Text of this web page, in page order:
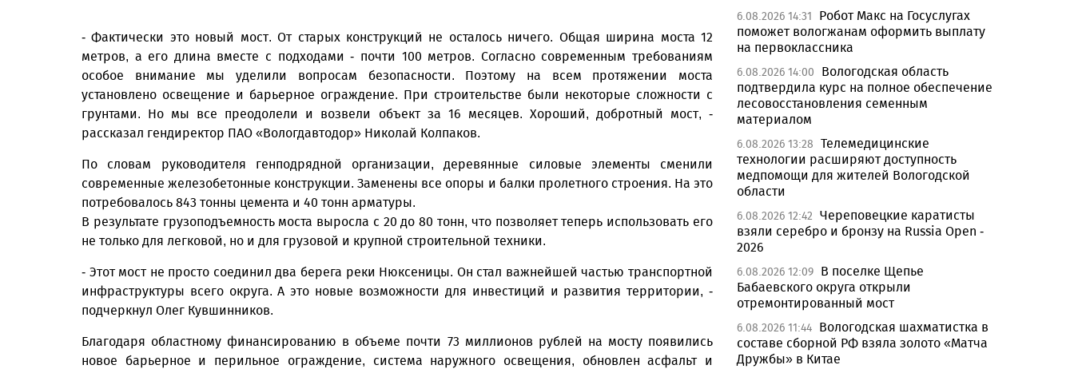
- Фактически это новый мост. От старых конструкций не осталось ничего. Общая ширина моста 12
метров, а его длина вместе с подходами - почти 100 метров. Согласно современным требованиям
особое внимание мы уделили вопросам безопасности. Поэтому на всем протяжении моста
установлено освещение и барьерное ограждение. При строительстве были некоторые сложности с
грунтами. Но мы все преодолели и возвели объект за 16 месяцев. Хороший, добротный мост, -
рассказал гендиректор ПАО «Вологдавтодор» Николай Колпаков.
По словам руководителя генподрядной организации, деревянные силовые элементы сменили
современные железобетонные конструкции. Заменены все опоры и балки пролетного строения. На это
потребовалось 843 тонны цемента и 40 тонн арматуры.
В результате грузоподъемность моста выросла с 20 до 80 тонн, что позволяет теперь использовать его
не только для легковой, но и для грузовой и крупной строительной техники.
- Этот мост не просто соединил два берега реки Нюксеницы. Он стал важнейшей частью транспортной
инфраструктуры всего округа. А это новые возможности для инвестиций и развития территории, -
подчеркнул Олег Кувшинников.
Благодаря областному финансированию в объеме почти 73 миллионов рублей на мосту появились
новое барьерное и перильное ограждение, система наружного освещения, обновлен асфальт и
6.08.2026 14:31
Робот Макс на Госуслугах
поможет вологжанам оформить выплату
на первоклассника
6.08.2026 14:00
Вологодская область
подтвердила курс на полное обеспечение
лесовосстановления семенным
материалом
6.08.2026 13:28 Телемедицинские
технологии расширяют доступность
медпомощи для жителей Вологодской
области
6.08.2026 12:42 Череповецкие каратисты
взяли серебро и бронзу на Russia Open -
2026
6.08.2026 12:09 В поселке Щепье
Бабаевского округа открыли
отремонтированный мост
6.08.2026 11:44 Вологодская шахматистка в
составе сборной РФ взяла золото «Матча
Дружбы» в Китае